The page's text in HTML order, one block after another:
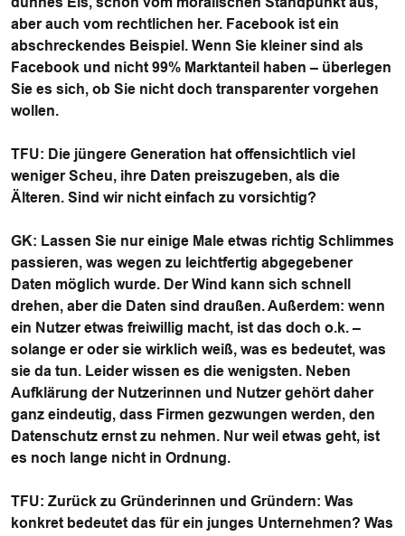
aber auch vom rechtlichen her. Facebook ist ein
abschreckendes Beispiel. Wenn Sie kleiner sind als
Facebook und nicht 99% Marktanteil haben – überlegen
Sie es sich, ob Sie nicht doch transparenter vorgehen
wollen.
TFU: Die jüngere Generation hat offensichtlich viel
weniger Scheu, ihre Daten preiszugeben, als die
Älteren. Sind wir nicht einfach zu vorsichtig?
GK: Lassen Sie nur einige Male etwas richtig Schlimmes
passieren, was wegen zu leichtfertig abgegebener
Daten möglich wurde. Der Wind kann sich schnell
drehen, aber die Daten sind draußen. Außerdem: wenn
ein Nutzer etwas freiwillig macht, ist das doch o.k. –
solange er oder sie wirklich weiß, was es bedeutet, was
sie da tun. Leider wissen es die wenigsten. Neben
Aufklärung der Nutzerinnen und Nutzer gehört daher
ganz eindeutig, dass Firmen gezwungen werden, den
Datenschutz ernst zu nehmen. Nur weil etwas geht, ist
es noch lange nicht in Ordnung.
TFU: Zurück zu Gründerinnen und Gründern: Was
konkret bedeutet das für ein junges Unternehmen? Was